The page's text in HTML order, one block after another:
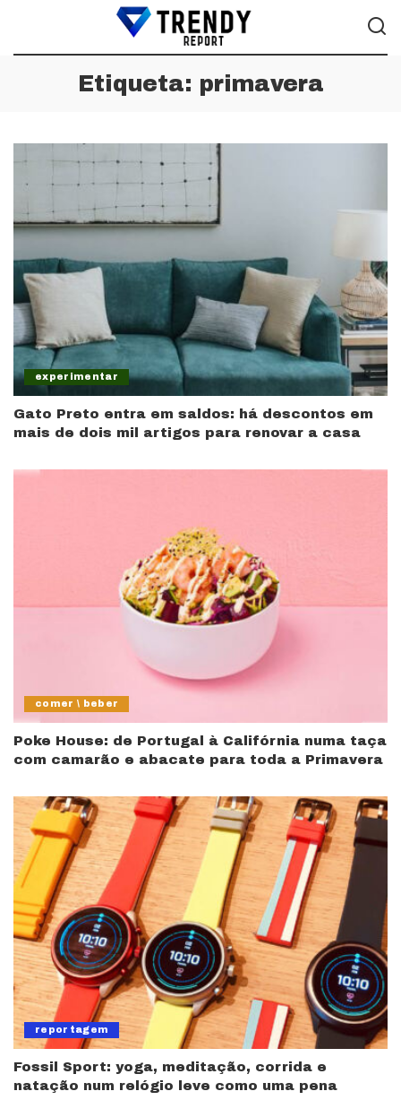
Etiqueta: primavera
experimentar
Gato Preto entra em saldos: há descontos em
mais de dois mil artigos para renovar a casa
comer \ beber
Poke House: de Portugal à Califórnia numa taça
com camarão e abacate para toda a Primavera
reportagem
Fossil Sport: yoga, meditação, corrida e
natação num relógio leve como uma pena